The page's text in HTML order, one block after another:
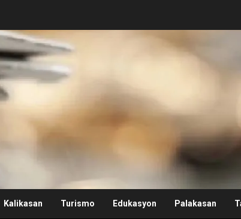
Kalikasan Turismo Edukasyon Palakasan